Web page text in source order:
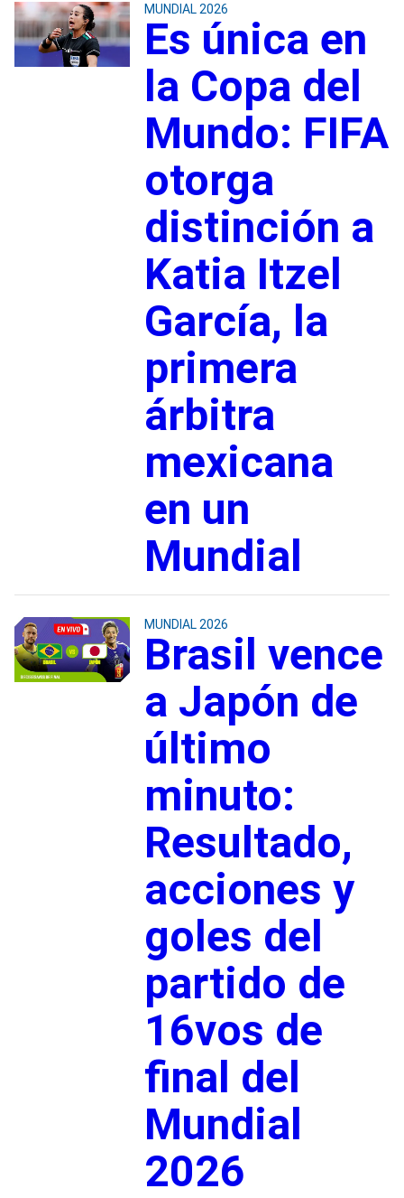
MUNDIAL 2026
Es única en
la Copa del
Mundo: FIFA
otorga
distinción a
Katia Itzel
García, la
primera
árbitra
mexicana
en un
Mundial
MUNDIAL 2026
Brasil vence
a Japón de
último
minuto:
Resultado,
acciones y
goles del
partido de
16vos de
final del
Mundial
2026